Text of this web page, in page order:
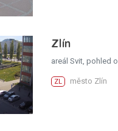
Zlín
areál Svit, pohled
ZL město Zlín